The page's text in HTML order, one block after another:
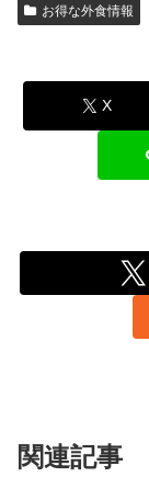
お得な外食情報
X
関連記事